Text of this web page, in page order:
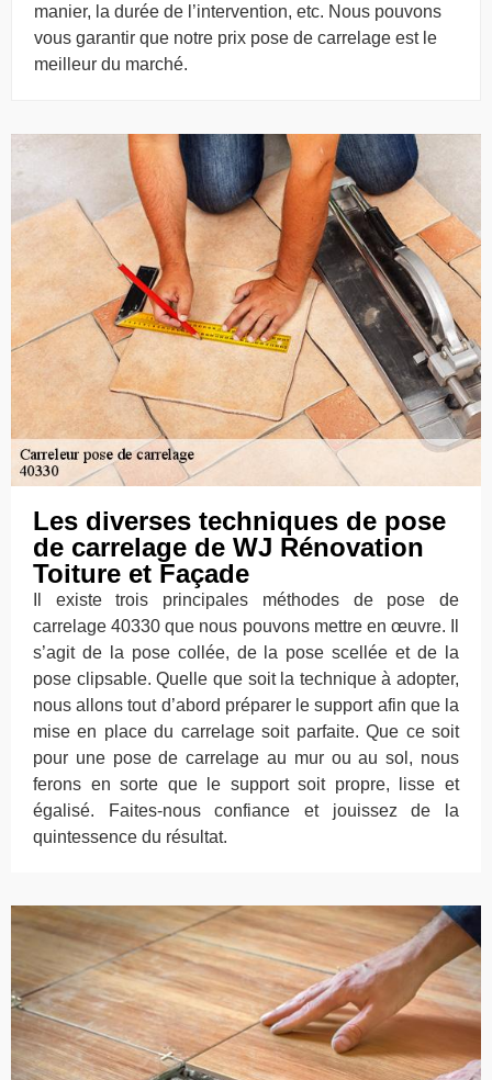
manier, la durée de l’intervention, etc. Nous pouvons
vous garantir que notre prix pose de carrelage est le
meilleur du marché.
Les diverses techniques de pose
de carrelage de WJ Rénovation
Toiture et Façade
Il existe trois principales méthodes de pose de
carrelage 40330 que nous pouvons mettre en œuvre. Il
s’agit de la pose collée, de la pose scellée et de la
pose clipsable. Quelle que soit la technique à adopter,
nous allons tout d’abord préparer le support afin que la
mise en place du carrelage soit parfaite. Que ce soit
pour une pose de carrelage au mur ou au sol, nous
ferons en sorte que le support soit propre, lisse et
égalisé. Faites-nous confiance et jouissez de la
quintessence du résultat.